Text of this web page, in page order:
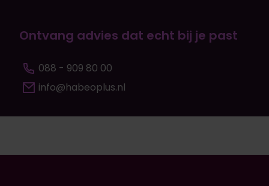
Ontvang advies dat echt bij je past
088 - 909 80 00
info@habeoplus.nl